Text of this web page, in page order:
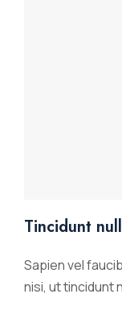
Tincidunt
Sapien vel
nisi, ut tincidunt